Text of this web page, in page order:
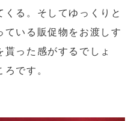
くる。そしてゆっくりと
ている販促物をお渡しす
った感がするでしょ
です。